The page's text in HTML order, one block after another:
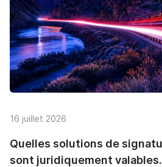
16 juillet 2026
Quelles solutions de
sont juridiquement